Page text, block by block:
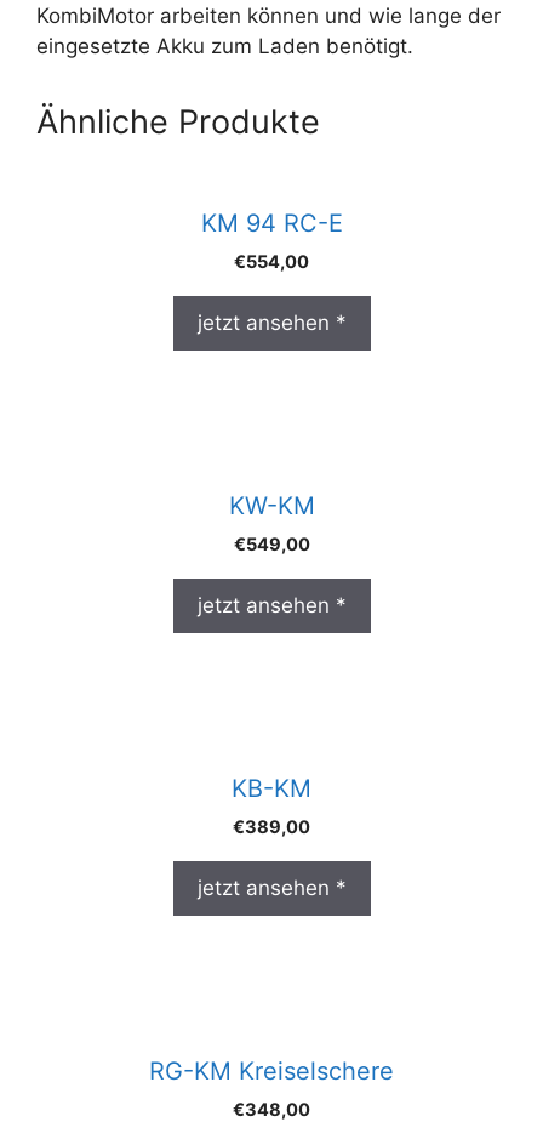
KombiMotor arbeiten können und wie lange der
eingesetzte Akku zum Laden benötigt.
Ähnliche Produkte
KM 94 RC-E
€554,00
jetzt ansehen *
KW-KM
€549,00
jetzt ansehen *
KB-KM
€389,00
jetzt ansehen *
RG-KM Kreiselschere
€348,00